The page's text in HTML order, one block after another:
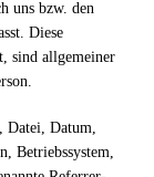
uns bzw. den
Diese
sind allgemeiner
Datei, Datum,
Betriebssystem,